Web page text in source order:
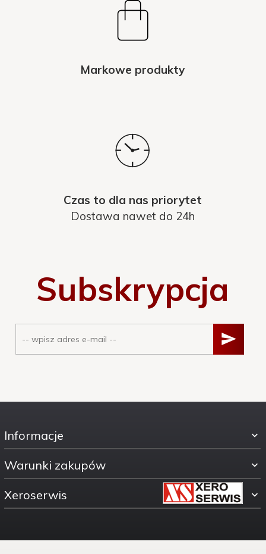
Markowe produkty
Czas to dla nas priorytet
Dostawa nawet do 24h
Subskrypcja
Informacje
Warunki zakupów
Xeroserwis